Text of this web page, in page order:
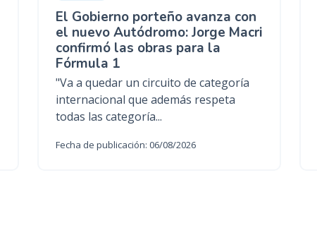
El Gobierno porteño avanza con
el nuevo Autódromo: Jorge Macri
confirmó las obras para la
Fórmula 1
"Va a quedar un circuito de categoría
internacional que además respeta
todas las categoría...
Fecha de publicación: 06/08/2026